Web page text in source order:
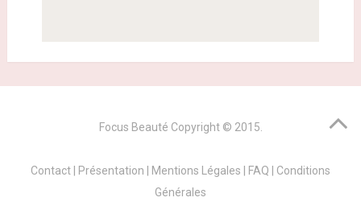
Focus Beauté Copyright © 2015.
Contact | Présentation | Mentions Légales | FAQ | Conditions
Générales